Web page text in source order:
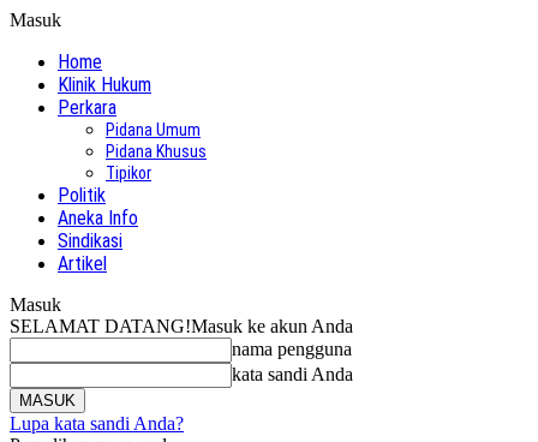
Masuk
Home
Klinik Hukum
Perkara
Pidana Umum
Pidana Khusus
Tipikor
Politik
Aneka Info
Sindikasi
Artikel
Masuk
SELAMAT DATANG!Masuk ke akun Anda
nama pengguna
kata sandi Anda
Lupa kata sandi Anda?